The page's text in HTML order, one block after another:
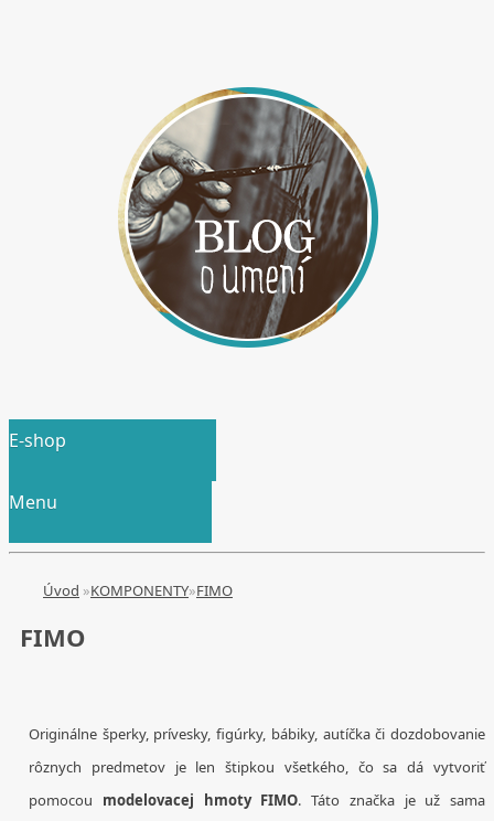
E-shop
Menu
Úvod »KOMPONENTY»FIMO
FIMO
Originálne šperky, prívesky, figúrky, bábiky, autíčka či dozdobovanie
rôznych predmetov je len štipkou všetkého, čo sa dá vytvoriť
pomocou modelovacej hmoty FIMO. Táto značka je už sama